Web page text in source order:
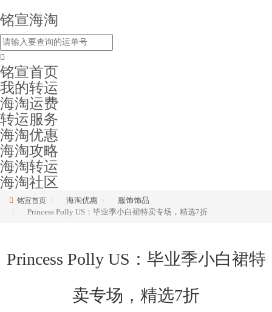
铭宣海淘
铭宣首页
我的转运
海淘运费
转运服务
海淘优惠
海淘攻略
海淘转运
海淘社区
铭宣首页 海淘优惠
服饰饰品
Princess Polly US：毕业季小白裙特卖专场，精选7折
Princess Polly US：毕业季小白裙特
卖专场，精选7折